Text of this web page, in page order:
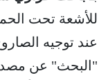
للأشعة تحت
عند توجيه
"البحث" عن